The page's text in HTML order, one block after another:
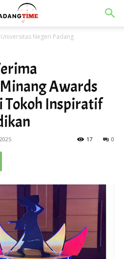
Universitas Negeri Padang
Awards
Tokoh Inspiratif
0
17